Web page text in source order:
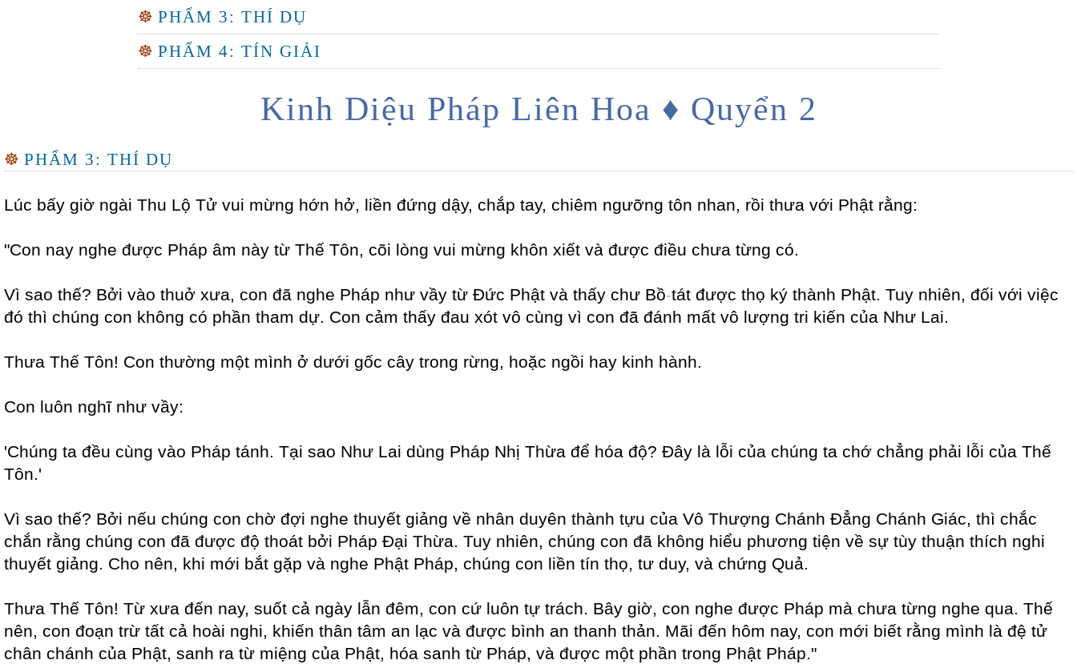
☸ PHẨM 3: THÍ DỤ
☸ PHẨM 4: TÍN GIẢI
Kinh Diệu Pháp Liên Hoa ♦ Quyển 2
☸ PHẨM 3: THÍ DỤ
Lúc bấy giờ ngài Thu Lộ Tử vui mừng hớn hở, liền đứng dậy, chắp tay, chiêm ngưỡng tôn nhan, rồi thưa với Phật rằng:
"Con nay nghe được Pháp âm này từ Thế Tôn, cõi lòng vui mừng khôn xiết và được điều chưa từng có.
Vì sao thế? Bởi vào thuở xưa, con đã nghe Pháp như vầy từ Đức Phật và thấy chư Bồ-tát được thọ ký thành Phật. Tuy nhiên, đối với việc
đó thì chúng con không có phần tham dự. Con cảm thấy đau xót vô cùng vì con đã đánh mất vô lượng tri kiến của Như Lai.
Thưa Thế Tôn! Con thường một mình ở dưới gốc cây trong rừng, hoặc ngồi hay kinh hành.
Con luôn nghĩ như vầy:
'Chúng ta đều cùng vào Pháp tánh. Tại sao Như Lai dùng Pháp Nhị Thừa để hóa độ? Đây là lỗi của chúng ta chớ chẳng phải lỗi của Thế
Tôn.'
Vì sao thế? Bởi nếu chúng con chờ đợi nghe thuyết giảng về nhân duyên thành tựu của Vô Thượng Chánh Đẳng Chánh Giác, thì chắc
chắn rằng chúng con đã được độ thoát bởi Pháp Đại Thừa. Tuy nhiên, chúng con đã không hiểu phương tiện về sự tùy thuận thích nghi
thuyết giảng. Cho nên, khi mới bắt gặp và nghe Phật Pháp, chúng con liền tín thọ, tư duy, và chứng Quả.
Thưa Thế Tôn! Từ xưa đến nay, suốt cả ngày lẫn đêm, con cứ luôn tự trách. Bây giờ, con nghe được Pháp mà chưa từng nghe qua. Thế
nên, con đoạn trừ tất cả hoài nghi, khiến thân tâm an lạc và được bình an thanh thản. Mãi đến hôm nay, con mới biết rằng mình là đệ tử
chân chánh của Phật, sanh ra từ miệng của Phật, hóa sanh từ Pháp, và được một phần trong Phật Pháp."